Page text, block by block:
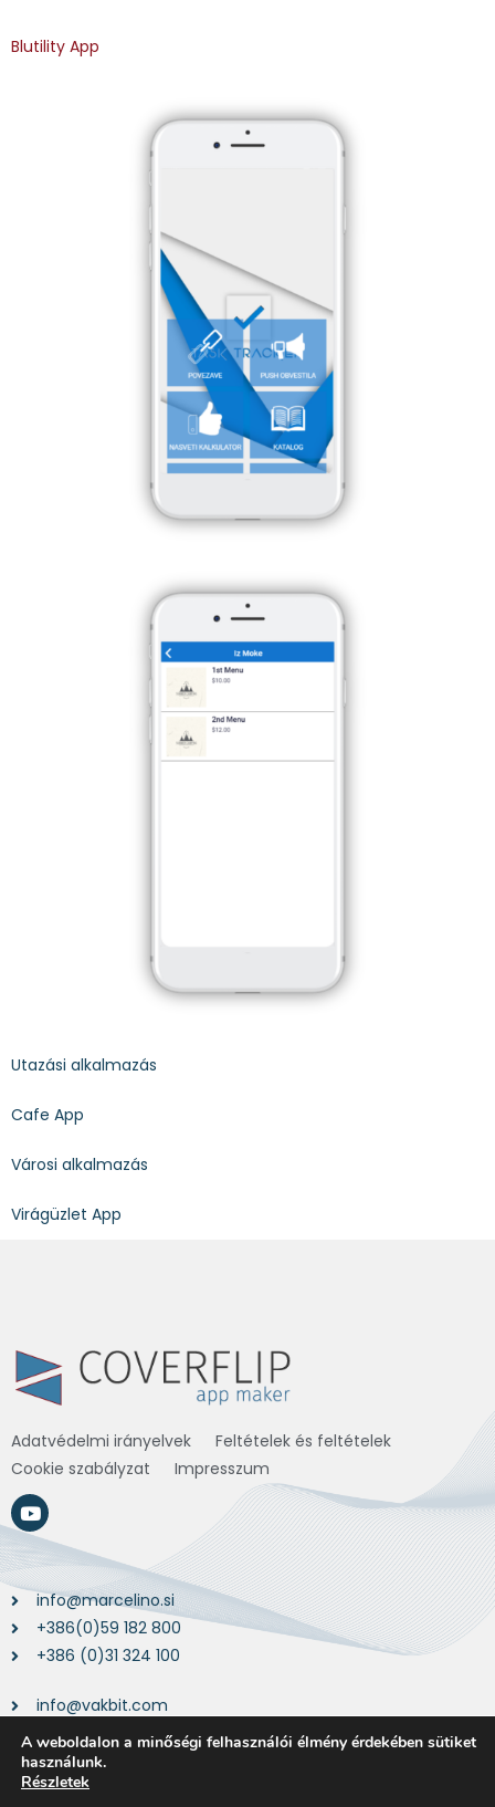
Blutility App
Utazási alkalmazás
Cafe App
Városi alkalmazás
Virágüzlet App
Adatvédelmi irányelvek
Feltételek és feltételek
Cookie szabályzat
Impresszum
info@marcelino.si
+386(0)59 182 800
+386 (0)31 324 100
info@vakbit.com
+43 720 022715
A weboldalon a minőségi felhasználói élmény érdekében sütiket
használunk.
Részletek